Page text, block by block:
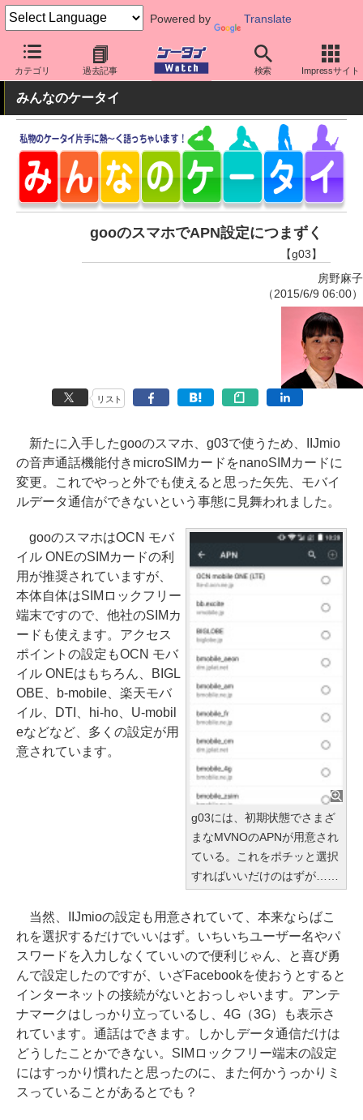
Powered by Translate
カテゴリ 過去記事 検索 Impressサイト
ケータイ Watch 格安スマホ/格安SIM 格安スマホ/SIMフリースマ
みんなのケータイ
gooのスマホでAPN設定につまずく
【g03】
房野麻子
（2015/6/9 06:00）
リスト
新たに入手したgooのスマホ、g03で使うため、IIJmio
の音声通話機能付きmicroSIMカードをnanoSIMカードに
変更。これでやっと外でも使えると思った矢先、モバイ
ルデータ通信ができないという事態に見舞われました。
g03には、初期状態でさまざ
まなMVNOのAPNが用意され
ている。これをポチッと選択
すればいいだけのはずが……
gooのスマホはOCN モバ
イル ONEのSIMカードの利
用が推奨されていますが、
本体自体はSIMロックフリー
端末ですので、他社のSIMカ
ードも使えます。アクセス
ポイントの設定もOCN モバ
イル ONEはもちろん、BIGL
OBE、b-mobile、楽天モバ
イル、DTI、hi-ho、U-mobil
eなどなど、多くの設定が用
意されています。
当然、IIJmioの設定も用意されていて、本来ならばこ
れを選択するだけでいいはず。いちいちユーザー名やパ
スワードを入力しなくていいので便利じゃん、と喜び勇
んで設定したのですが、いざFacebookを使おうとすると
インターネットの接続がないとおっしゃいます。アンテ
ナマークはしっかり立っているし、4G（3G）も表示さ
れています。通話はできます。しかしデータ通信だけは
どうしたことかできない。SIMロックフリー端末の設定
にはすっかり慣れたと思ったのに、また何かうっかりミ
スっていることがあるとでも？